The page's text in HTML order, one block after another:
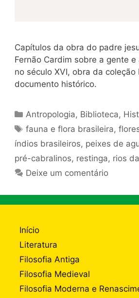
Capítulos da obra do padre
Fernão Cardim sobre a gente
no século XVI, obra da coleção
documento histórico.
Categorias
Antropologia, Biblioteca,
Tags
fauna e flora brasileira,
índios brasileiros, peixes de
pré-cabralinos, restinga, rios
Deixe um comentário
Início
Literatura
Filosofia Antiga
Filosofia Medieval
Filosofia Moderna e